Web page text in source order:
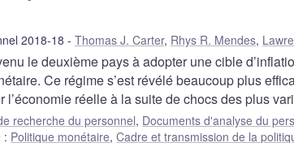
2018-18 Thomas J. Carter, Rhys R. Mendes,
le deuxième pays à adopter une cible
Ce régime s’est révélé beaucoup plus
réelle à la suite de chocs des plus
recherche du personnel, Documents d'analyse du
: Politique monétaire,Cadre et transmission de la